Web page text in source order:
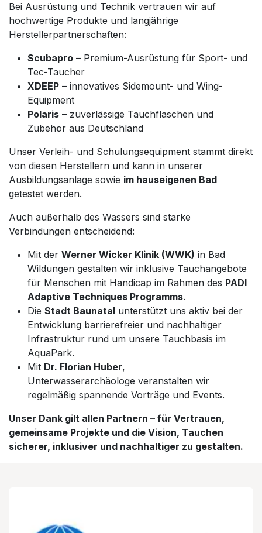
Bei Ausrüstung und Technik vertrauen wir auf
hochwertige Produkte und langjährige
Herstellerpartnerschaften:
Scubapro – Premium-Ausrüstung für Sport- und
Tec-Taucher
XDEEP – innovatives Sidemount- und Wing-
Equipment
Polaris – zuverlässige Tauchflaschen und
Zubehör aus Deutschland
Unser Verleih- und Schulungsequipment stammt direkt
von diesen Herstellern und kann in unserer
Ausbildungsanlage sowie im hauseigenen Bad
getestet werden.
Auch außerhalb des Wassers sind starke
Verbindungen entscheidend:
Mit der Werner Wicker Klinik (WWK) in Bad
Wildungen gestalten wir inklusive Tauchangebote
für Menschen mit Handicap im Rahmen des PADI
Adaptive Techniques Programms.
Die Stadt Baunatal unterstützt uns aktiv bei der
Entwicklung barrierefreier und nachhaltiger
Infrastruktur rund um unsere Tauchbasis im
AquaPark.
Mit Dr. Florian Huber,
Unterwasserarchäologe veranstalten wir
regelmäßig spannende Vorträge und Events.
Unser Dank gilt allen Partnern – für Vertrauen,
gemeinsame Projekte und die Vision, Tauchen
sicherer, inklusiver und nachhaltiger zu gestalten.